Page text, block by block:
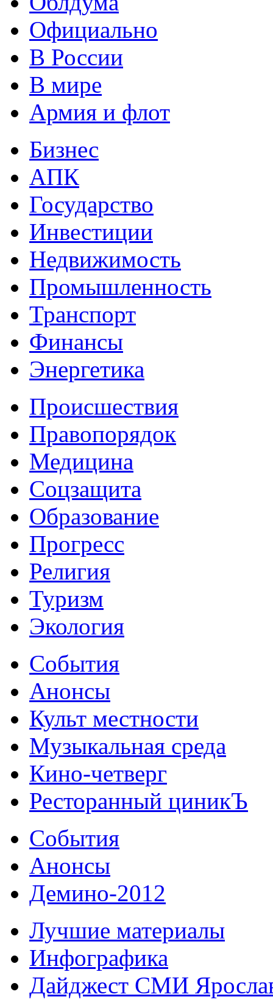
Официально
В России
В мире
Армия и флот
Бизнес
АПК
Государство
Инвестиции
Недвижимость
Промышленность
Транспорт
Финансы
Энергетика
Происшествия
Правопорядок
Медицина
Соцзащита
Образование
Прогресс
Религия
Туризм
Экология
События
Анонсы
Культ местности
Музыкальная среда
Кино-четверг
Ресторанный циникЪ
События
Анонсы
Демино-2012
Лучшие материалы
Инфографика
Дайджест СМИ